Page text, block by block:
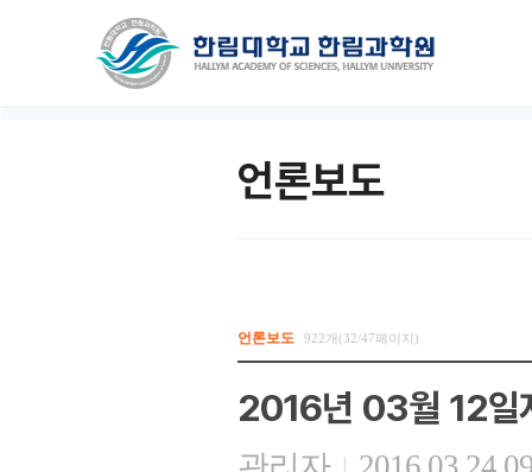
언론보도
언론보도 922개(32/47페이지)
2016년 03월 12일